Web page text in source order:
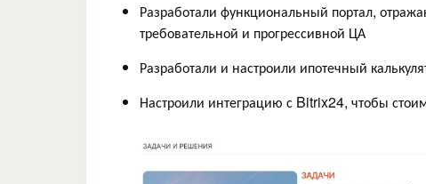
Разработали функциональный портал,
требовательной и прогрессивной ЦА
Разработали и настроили ипотечный
Настроили интеграцию с Bitrix24, чтобы